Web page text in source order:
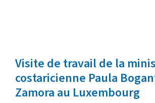
Visite de travail de la
costaricienne Paula
Zamora au Luxembourg